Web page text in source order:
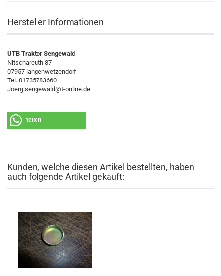
Hersteller Informationen
UTB Traktor Sengewald
Nitschareuth 87
07957 langenwetzendorf
Tel. 01735783660
Joerg.sengewald@t-online.de
teilen
Kunden, welche diesen Artikel bestellten, haben
auch folgende Artikel gekauft: